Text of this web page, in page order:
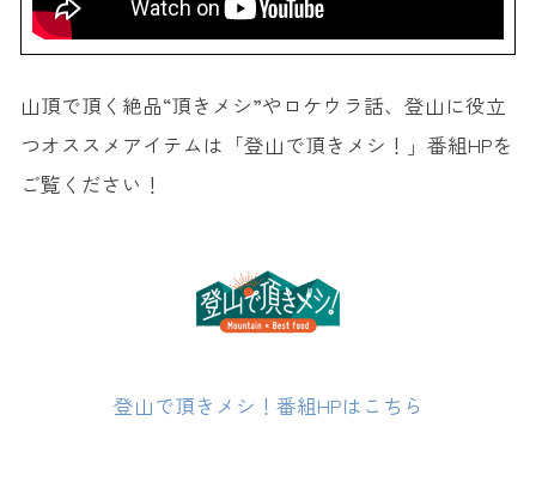
山頂で頂く絶品“頂きメシ”やロケウラ話、登山に役立
つオススメアイテムは「登山で頂きメシ！」番組HPを
ご覧ください！
登山で頂きメシ！番組HPはこちら